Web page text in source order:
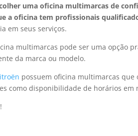
uma oficina multimarcas de
a oficina tem profissionais
em seus serviços.
multimarcas pode ser uma opção
da marca ou modelo.
possuem oficina multimarcas que
como disponibilidade de horários em